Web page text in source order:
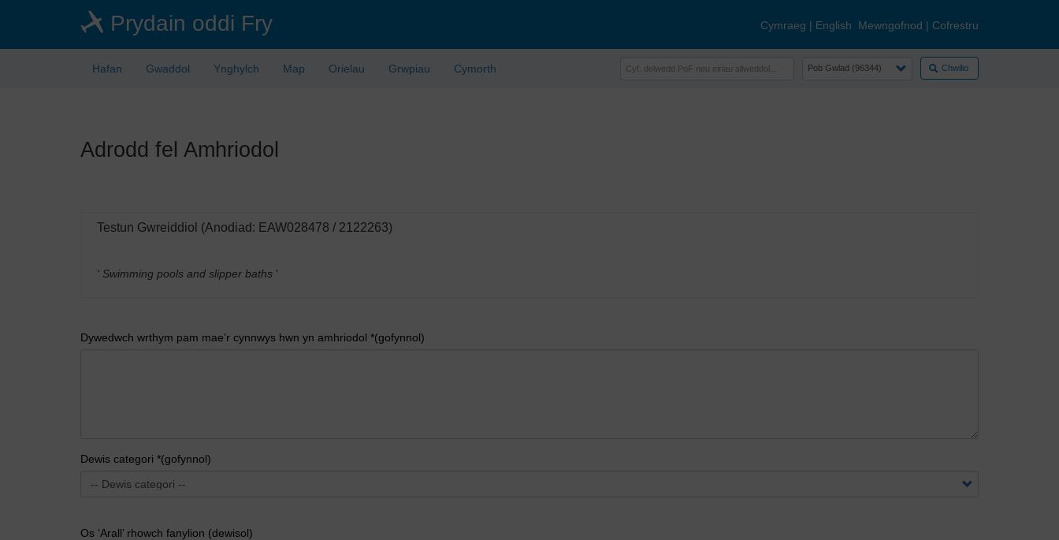
Prydain oddi Fry Cymraeg | English Mewngofnod | Cofrestru
Hafan Gwaddol Ynghylch Map Orielau Grwpiau Cymorth Chwilio
Adrodd fel Amhriodol
Testun Gwreiddiol (Anodiad: EAW028478 / 2122263)
' Swimming pools and slipper baths '
Dywedwch wrthym pam mae’r cynnwys hwn yn amhriodol *(gofynnol)
Dewis categori *(gofynnol)
Os ‘Arall’ rhowch fanylion (dewisol)